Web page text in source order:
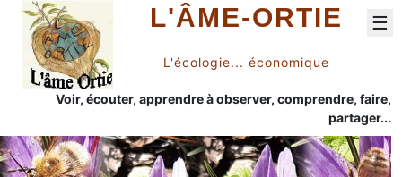
L'ÂME-ORTIE
L'écologie... économique
Voir, écouter, apprendre à observer, comprendre, faire,
partager...
☰